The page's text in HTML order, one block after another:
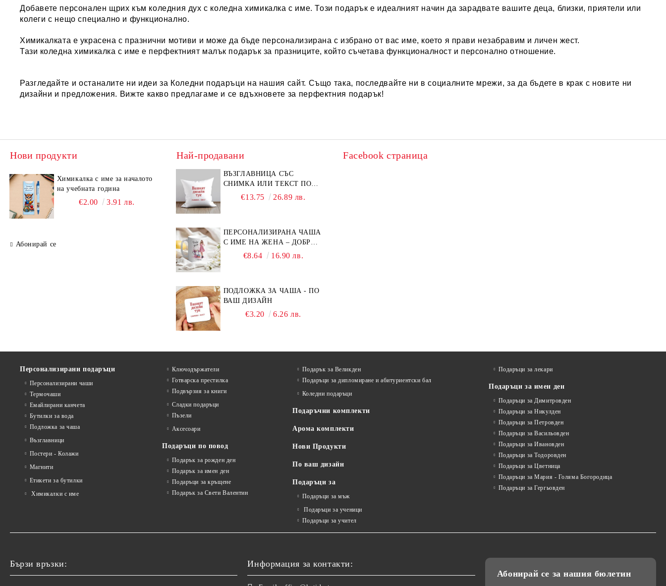
Добавете персонален щрих към коледния дух с коледна химикалка с име. Този подарък е идеалният начин да зарадвате вашите деца, близки, приятели или
колеги с нещо специално и функционално.
Химикалката е украсена с празнични мотиви и може да бъде персонализирана с избрано от вас име, което я прави незабравим и личен жест.
Тази коледна химикалка с име е перфектният малък подарък за празниците, който съчетава функционалност и персонално отношение.
Разгледайте и останалите ни идеи за Коледни подаръци на нашия сайт. Също така, последвайте ни в социалните мрежи, за да бъдете в крак с новите ни
дизайни и предложения. Вижте какво предлагаме и се вдъхновете за перфектния подарък!
Нови продукти
Химикалка с име за началото
на учебната година
€2.00 3.91 лв.
Абонирай се
Най-продавани
ВЪЗГЛАВНИЦА СЪС
СНИМКА ИЛИ ТЕКСТ ПО
ВАШ ДИЗАЙН
€13.75 26.89 лв.
ПЕРСОНАЛИЗИРАНА ЧАША
С ИМЕ НА ЖЕНА – ДОБРО
€8.64 16.90 лв.
ПОДЛОЖКА ЗА ЧАША - ПО
ВАШ ДИЗАЙН
€3.20 6.26 лв.
Facebook страница
Персонализирани подаръци
Персонализирани чаши
Термочаши
Емайлирани канчета
Бутилки за вода
Подложка за чаша
Възглавници
Постери - Колажи
Магнити
Етикети за бутилки
Химикалки с име
Ключодържатели
Готварска престилка
Подвързия за книги
Сладки подаръци
Пъзели
Аксесоари
Подаръци по повод
Подарък за рожден ден
Подарък за имен ден
Подаръци за кръщене
Подарък за Свети Валентин
Подарък за Великден
Подаръци за дипломиране и абитуриентски бал
Коледни подаръци
Подаръчни комплекти
Арома комплекти
Нови Продукти
По ваш дизайн
Подаръци за
Подаръци за мъж
Подаръци за ученици
Подаръци за учител
Подаръци за лекари
Подаръци за имен ден
Подаръци за Димитровден
Подаръци за Никулден
Подаръци за Петровден
Подаръци за Васильовден
Подаръци за Ивановден
Подаръци за Тодоровден
Подаръци за Цветница
Подаръци за Мария - Голяма Богородица
Подаръци за Гергьовден
Бързи връзки: Информация за контакти:
Абонирай се за нашия бюлетин